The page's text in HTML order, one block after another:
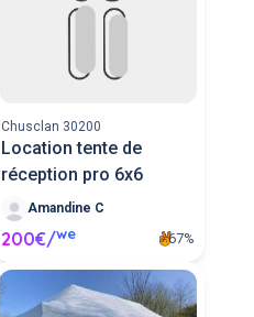
Chusclan 30200
Location tente de
réception pro 6x6
Amandine C
200€/we 67%